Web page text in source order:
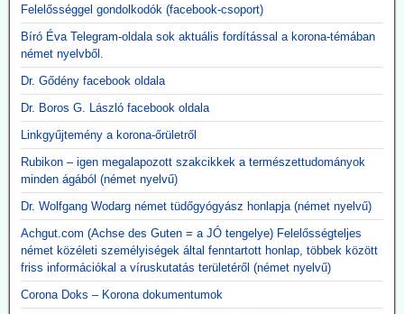
Felelősséggel gondolkodók (facebook-csoport)
Bíró Éva Telegram-oldala sok aktuális fordítással a korona-témában
német nyelvből.
Dr. Gődény facebook oldala
Dr. Boros G. László facebook oldala
Linkgyűjtemény a korona-őrületről
Rubikon – igen megalapozott szakcikkek a természettudományok
minden ágából (német nyelvű)
Dr. Wolfgang Wodarg német tüdőgyógyász honlapja (német nyelvű)
Achgut.com (Achse des Guten = a JÓ tengelye) Felelősségteljes
német közéleti személyiségek által fenntartott honlap, többek között
friss információkal a víruskutatás területéről (német nyelvű)
Corona Doks – Korona dokumentumok